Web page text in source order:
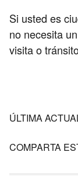
Si usted es
no necesita
visita o
ÚLTIMA
COMPARTA